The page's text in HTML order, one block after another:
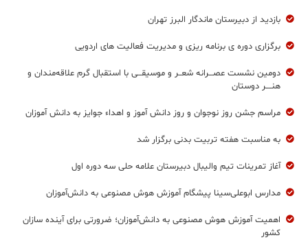
بازدید از دبیرستان ماندگار البرز تهران
برگزاری دوره ی برنامه ریزی و مدیریت فعالیت های اردویی
دومین نشست عصـــرانه شعــر و موسیقـــی با استقبال گرم علاقه‌مندان و
هنــــر دوستان
مراسم جشن روز نوجوان و روز دانش آموز و اهداء جوایز به دانش آموزان
به مناسبت هفته تربیت بدنی برگزار شد
آغاز تمرینات تیم والیبال دبیرستان علامه حلی سه دوره اول
مدارس ابوعلی‌سینا پیشگام آموزش هوش مصنوعی به دانش‌آموزان
اهمیت آموزش هوش مصنوعی به دانش‌آموزان؛ ضرورتی برای آینده سازان
کشور